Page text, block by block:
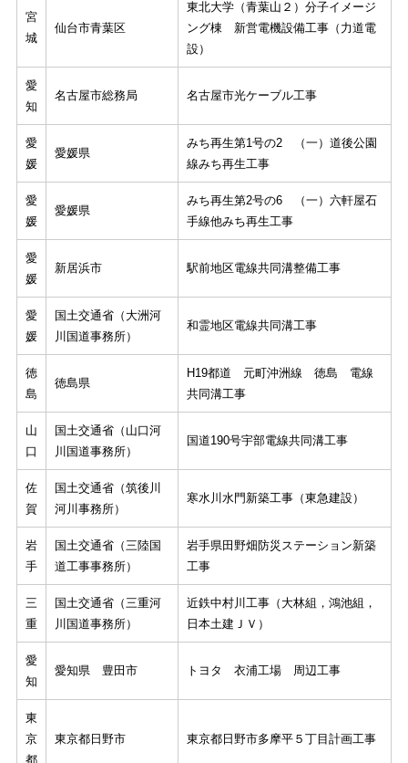
宮
城
仙台市青葉区
東北大学（青葉山２）分子イメージ
ング棟 新営電機設備工事（力道電
設）
愛
知
名古屋市総務局 名古屋市光ケーブル工事
愛
媛
愛媛県
みち再生第1号の2 （一）道後公園
線みち再生工事
愛
媛
愛媛県
みち再生第2号の6 （一）六軒屋石
手線他みち再生工事
愛
媛
新居浜市 駅前地区電線共同溝整備工事
愛
媛
国土交通省（大洲河
川国道事務所）
和霊地区電線共同溝工事
徳
島
徳島県
H19都道 元町沖洲線 徳島 電線
共同溝工事
山
口
国土交通省（山口河
川国道事務所）
国道190号宇部電線共同溝工事
佐
賀
国土交通省（筑後川
河川事務所）
寒水川水門新築工事（東急建設）
岩
手
国土交通省（三陸国
道工事事務所）
岩手県田野畑防災ステーション新築
工事
三
重
国土交通省（三重河
川国道事務所）
近鉄中村川工事（大林組，鴻池組，
日本土建ＪＶ）
愛
知
愛知県 豊田市 トヨタ 衣浦工場 周辺工事
東
京
都
東京都日野市 東京都日野市多摩平５丁目計画工事